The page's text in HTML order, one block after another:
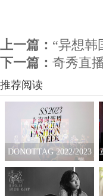
上一篇： “异想韩
下一篇： 奇秀直
推荐阅读
DONOTTAG 2022/2023
时装创意秀开启，众星
携手开启时髦新篇章